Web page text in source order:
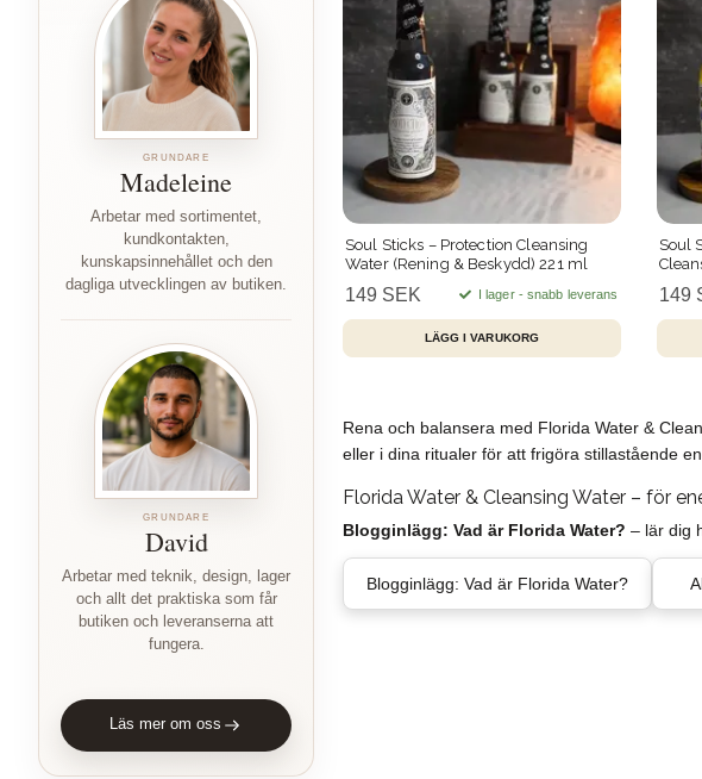
GRUNDARE
Madeleine
Arbetar med sortimentet,
kundkontakten,
kunskapsinnehållet och den
dagliga utvecklingen av butiken.
GRUNDARE
David
Arbetar med teknik, design, lager
och allt det praktiska som får
butiken och leveranserna att
fungera.
Läs mer om oss
Soul Sticks – Protection Cleansing
Water (Rening & Beskydd) 221 ml
149 SEK I lager - snabb leverans
Soul
149
Rena och balansera med Florida Water &
eller i dina ritualer för att frigöra stillastående
Florida Water & Cleansing Water – för
Blogginlägg: Vad är Florida Water? – lär dig
Blogginlägg: Vad är Florida Water?